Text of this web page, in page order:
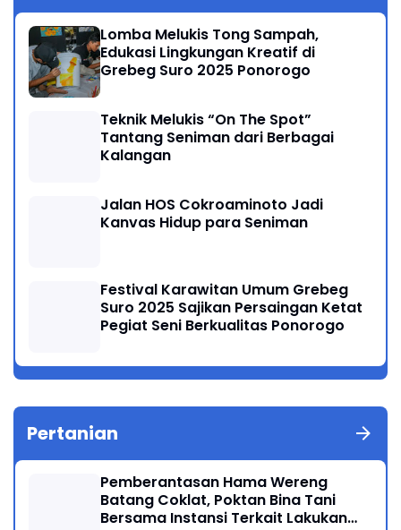
Lomba Melukis Tong Sampah,
Edukasi Lingkungan Kreatif di
Grebeg Suro 2025 Ponorogo
Teknik Melukis “On The Spot”
Tantang Seniman dari Berbagai
Kalangan
Jalan HOS Cokroaminoto Jadi
Kanvas Hidup para Seniman
Festival Karawitan Umum Grebeg
Suro 2025 Sajikan Persaingan Ketat
Pegiat Seni Berkualitas Ponorogo
Pertanian
Pemberantasan Hama Wereng
Batang Coklat, Poktan Bina Tani
Bersama Instansi Terkait Lakukan